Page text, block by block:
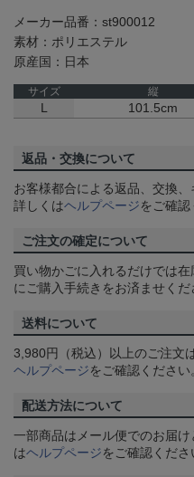
メーカー品番：st900012
素材：ポリエステル
原産国：日本
サイズ 縦
L 101.5cm
返品・交換について
お客様都合による返品、交換、
詳しくはヘルプページをご確認
ご注文の確定について
買い物かごに入れるだけでは
にご購入手続きをお済ませくだ
送料について
3,980円（税込）以上のご注文
ヘルプページをご確認ください
配送方法について
一部商品はメール便でのお届
はヘルプページをご確認くださ